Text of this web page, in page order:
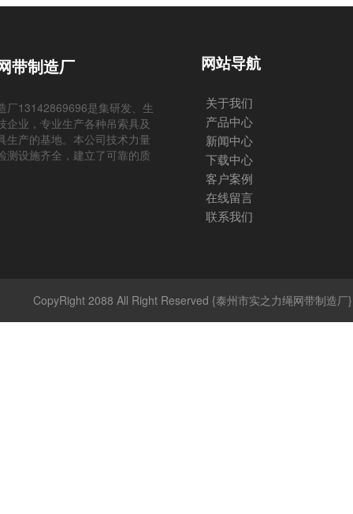
带制造厂
厂13142869696是集研发、生
企业，专业生产各种吊索具及
生产的基地。本公司技术力量
测设施齐全，建立了可靠的质
网站导航
关于我们
产品中心
新闻中心
下载中心
客户案例
在线留言
联系我们
CopyRight 2088 All Right Reserved {泰州市实之力绳网带制造